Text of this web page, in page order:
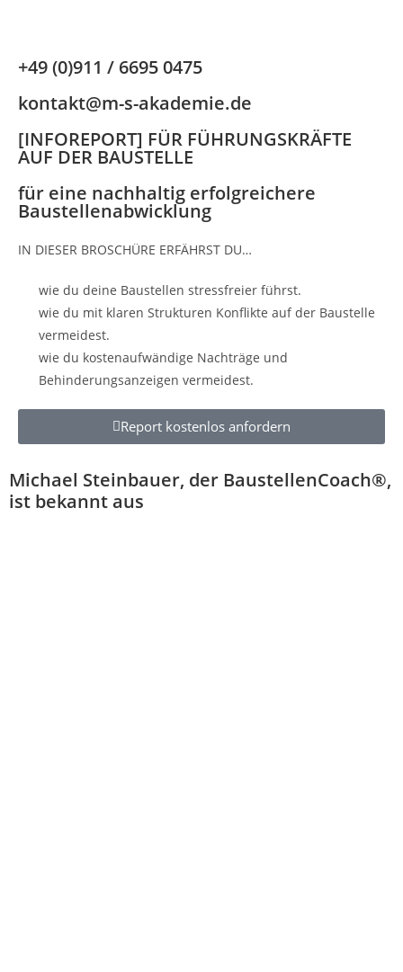
+49 (0)911 / 6695 0475
kontakt@m-s-akademie.de
[INFOREPORT] FÜR FÜHRUNGSKRÄFTE
AUF DER BAUSTELLE
für eine nachhaltig erfolgreichere
Baustellenabwicklung
IN DIESER BROSCHÜRE ERFÄHRST DU…
wie du deine Baustellen stressfreier führst.
wie du mit klaren Strukturen Konflikte auf der Baustelle
vermeidest.
wie du kostenaufwändige Nachträge und
Behinderungsanzeigen vermeidest.
Report kostenlos anfordern
Michael Steinbauer, der BaustellenCoach®️,
ist bekannt aus